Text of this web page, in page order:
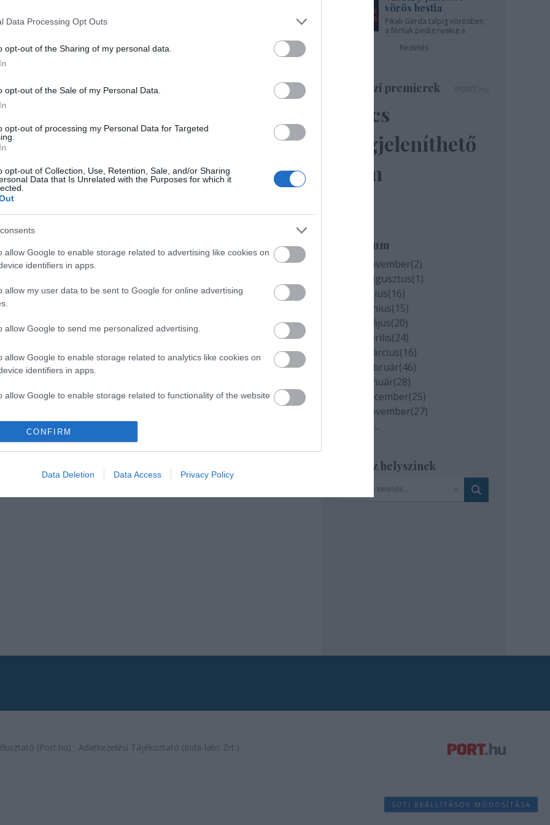
Data Processing Opt Outs
opt-out of the Sharing of my personal data.
opt-out of the Sale of my Personal Data.
opt-out of processing my Personal Data for Targeted
opt-out of Collection, Use, Retention, Sale, and/or Sharing
Data that Is Unrelated with the Purposes for which it
allow Google to enable storage related to advertising like cookies on
identifiers in apps.
allow my user data to be sent to Google for online advertising
allow Google to send me personalized advertising.
allow Google to enable storage related to analytics like cookies on
identifiers in apps.
allow Google to enable storage related to functionality of the website
allow Google to enable storage related to personalization.
functionality and fraud prevention, and other user protection.
CONFIRM
Data Deletion Data Access Privacy Policy
évadot zárni nem
A jövő évadra kilenc
Vígszínház
tartalomnak minősülnek, értük a
a blog szerkesztőjéhez. Részletek a
vörös bestia
Pikali Gerda talpig vörösben,
a férfiak pedig nyakig a
hirdetés
Színházi premierek
Nincs
megjeleníthető
elem
Archívum
2020 november(2)
2020 augusztus(1)
2020 július(16)
2020 június(15)
2020 május(20)
2020 április(24)
2020 március(16)
2020 február(46)
2020 január(28)
2019 december(25)
2019 november(27)
...
Szinház helyszínek
(Port.hu) Adatkezelési Tájékoztató (Inda-labs Zrt.)
SÜTI BEÁLLÍTÁSOK MÓDOSÍTÁSA